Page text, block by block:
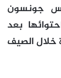
جونسون
بعد
خلال الصيف